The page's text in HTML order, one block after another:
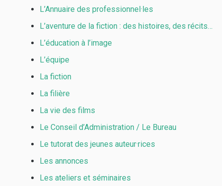
L’Annuaire des professionnel·les
L’aventure de la fiction : des histoires, des récits…
L’éducation à l’image
L’équipe
La fiction
La filière
La vie des films
Le Conseil d’Administration / Le Bureau
Le tutorat des jeunes auteur·rices
Les annonces
Les ateliers et séminaires